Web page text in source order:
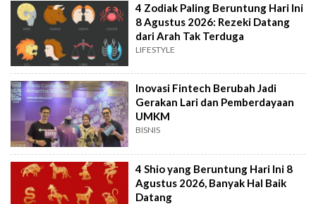
4 Zodiak Paling Beruntung Hari Ini
8 Agustus 2026: Rezeki Datang
dari Arah Tak Terduga
LIFESTYLE
Inovasi Fintech Berubah Jadi
Gerakan Lari dan Pemberdayaan
UMKM
BISNIS
4 Shio yang Beruntung Hari Ini 8
Agustus 2026, Banyak Hal Baik
Datang